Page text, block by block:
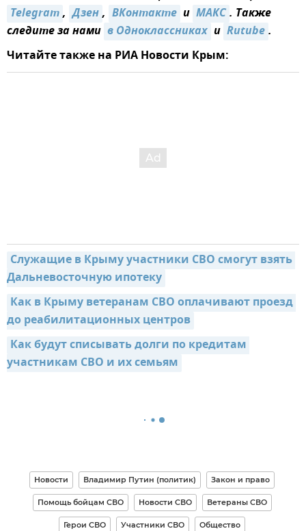
Telegram, Дзен, ВКонтакте и MAКС. Также
следите за нами в Одноклассниках и Rutube.
Читайте также на РИА Новости Крым:
Служащие в Крыму участники СВО смогут взять
Дальневосточную ипотеку
Как в Крыму ветеранам СВО оплачивают проезд
до реабилитационных центров
Как будут списывать долги по кредитам
участникам СВО и их семьям
Новости Владимир Путин (политик) Закон и право
Помощь бойцам СВО Новости СВО Ветераны СВО
Герои СВО Участники СВО Общество